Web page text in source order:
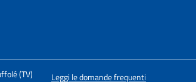
(TV) Leggi le domande frequenti